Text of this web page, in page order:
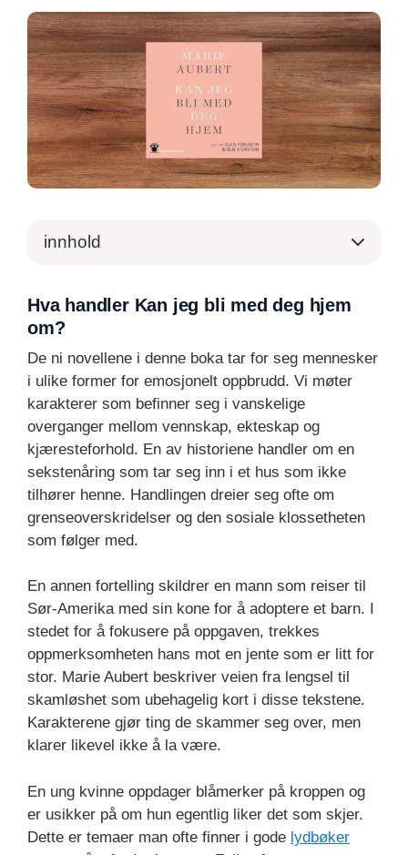
innhold
Hva handler Kan jeg bli med deg hjem
om?
De ni novellene i denne boka tar for seg mennesker
i ulike former for emosjonelt oppbrudd. Vi møter
karakterer som befinner seg i vanskelige
overganger mellom vennskap, ekteskap og
kjæresteforhold. En av historiene handler om en
sekstenåring som tar seg inn i et hus som ikke
tilhører henne. Handlingen dreier seg ofte om
grenseoverskridelser og den sosiale klossetheten
som følger med.
En annen fortelling skildrer en mann som reiser til
Sør-Amerika med sin kone for å adoptere et barn. I
stedet for å fokusere på oppgaven, trekkes
oppmerksomheten hans mot en jente som er litt for
stor. Marie Aubert beskriver veien fra lengsel til
skamløshet som ubehagelig kort i disse tekstene.
Karakterene gjør ting de skammer seg over, men
klarer likevel ikke å la være.
En ung kvinne oppdager blåmerker på kroppen og
er usikker på om hun egentlig liker det som skjer.
Dette er temaer man ofte finner i gode lydbøker